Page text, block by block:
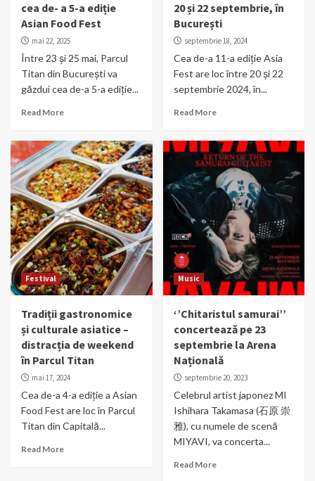
cea de- a 5-a ediție
Asian Food Fest
mai 22, 2025
Între 23 și 25 mai, Parcul
Titan din București va
găzdui cea de-a 5-a ediție...
Read More
20 și 22 septembrie, în
București
septembrie 18, 2024
Cea de-a 11-a ediție Asia
Fest are loc între 20 și 22
septembrie 2024, în...
Read More
Festival
Tradiții gastronomice
și culturale asiatice –
distracția de weekend
în Parcul Titan
mai 17, 2024
Cea de-a 4-a ediție a Asian
Food Fest are loc în Parcul
Titan din Capitală...
Read More
Music
‘’Chitaristul samurai’’
concertează pe 23
septembrie la Arena
Națională
septembrie 20, 2023
Celebrul artist japonez MI
Ishihara Takamasa (石原 崇
雅), cu numele de scenă
MIYAVI, va concerta...
Read More